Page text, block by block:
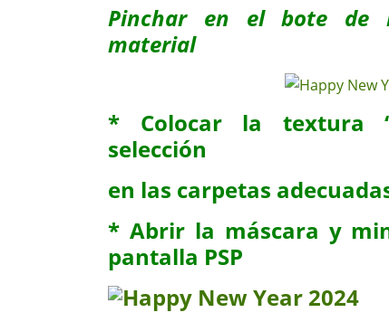
Pinchar en el bote de
material
* Colocar la textura
selección
en las carpetas
* Abrir la máscara y
pantalla PSP